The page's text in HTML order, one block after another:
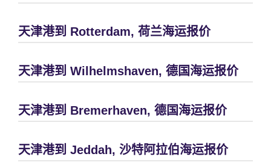
天津港到 Rotterdam, 荷兰海运报价
天津港到 Wilhelmshaven, 德国海运报价
天津港到 Bremerhaven, 德国海运报价
天津港到 Jeddah, 沙特阿拉伯海运报价